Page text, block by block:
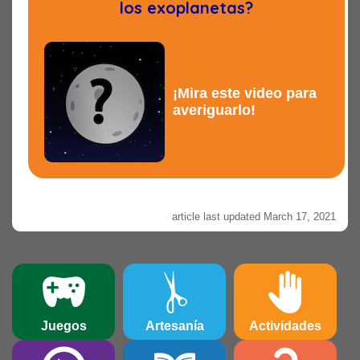
los exoplanetas?
¡Mira este video para
averiguarlo!
article last updated March 17, 2021
Juegos Artesanía Actividades